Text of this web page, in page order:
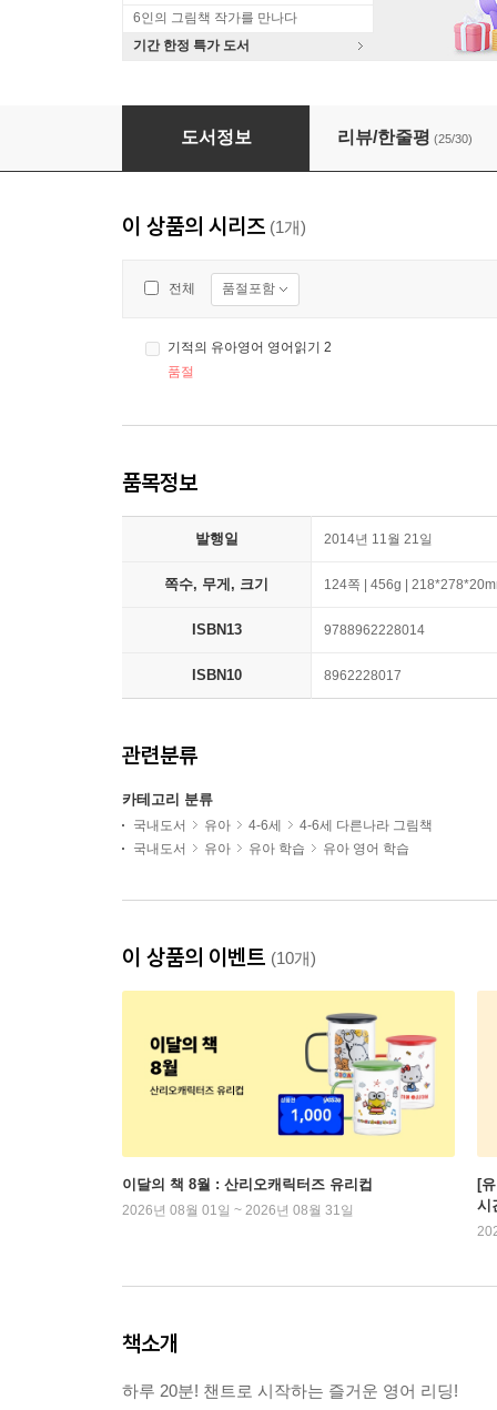
6인의 그림책 작가를 만나다
기간 한정 특가 도서
기적의 유아영어 영어읽기 1
도서정보 리뷰/한줄평 (25/30)
이 상품의 시리즈 (1개)
전체 품절포함
기적의 유아영어 영어읽기 2
품절
품목정보
발행일 2014년 11월 21일
쪽수, 무게, 크기 124쪽 | 456g |
ISBN13 9788962228014
ISBN10 8962228017
관련분류
카테고리 분류
국내도서 유아 4-6세
4-6세 다른나라 그림책
국내도서
유아 유아 학습 유아 영어 학습
이 상품의 이벤트 (10개)
이달의 책 8월 : 산리오캐릭터즈 유리컵
2026년 08월 01일 ~ 2026년 08월 31일
[
시
책소개
하루 20분! 챈트로 시작하는 즐거운 영어 리딩!